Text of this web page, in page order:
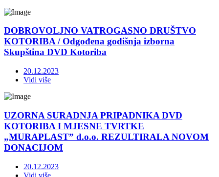
DOBROVOLJNO VATROGASNO DRUŠTVO
KOTORIBA / Odgođena godišnja izborna
Skupština DVD Kotoriba
20.12.2023
Vidi više
UZORNA SURADNJA PRIPADNIKA DVD
KOTORIBA I MJESNE TVRTKE
„MURAPLAST” d.o.o. REZULTIRALA NOVOM
DONACIJOM
20.12.2023
Vidi više